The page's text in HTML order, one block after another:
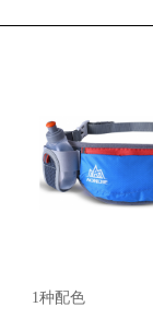
1种配色